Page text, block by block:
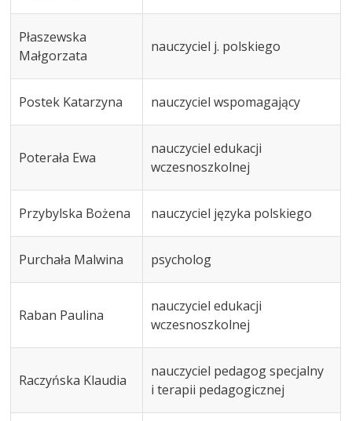
Płaszewska
Małgorzata
nauczyciel j. polskiego
Postek Katarzyna nauczyciel wspomagający
Poterała Ewa
nauczyciel edukacji
wczesnoszkolnej
Przybylska Bożena nauczyciel języka polskiego
Purchała Malwina psycholog
Raban Paulina
nauczyciel edukacji
wczesnoszkolnej
Raczyńska Klaudia
nauczyciel pedagog specjalny
i terapii pedagogicznej